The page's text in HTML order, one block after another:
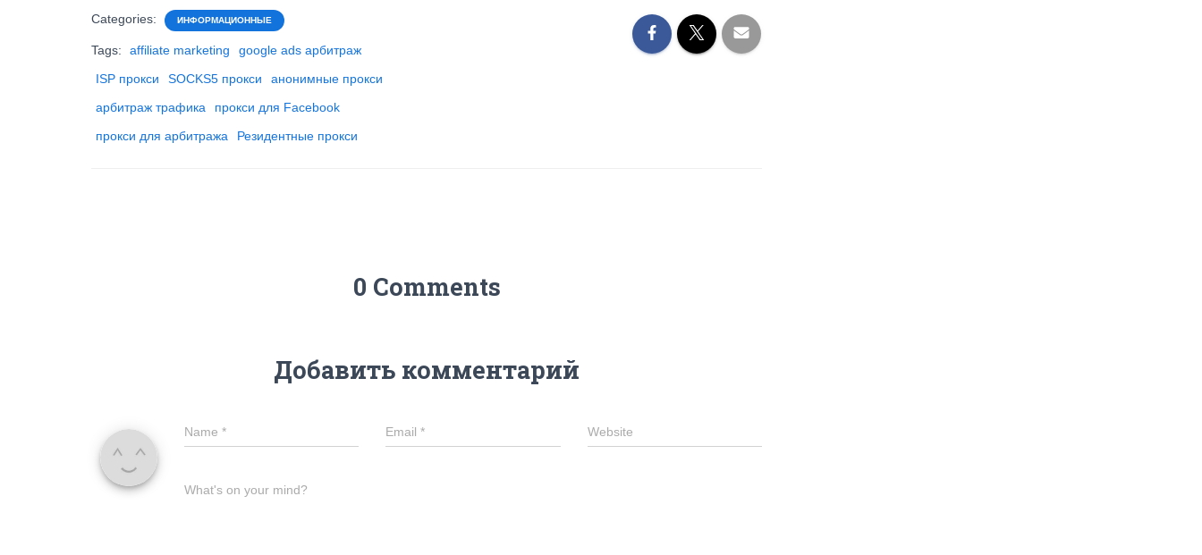
Categories: ИНФОРМАЦИОННЫЕ
Tags: affiliate marketing
google ads арбитраж
ISP прокси
SOCKS5 прокси
анонимные прокси
арбитраж трафика
прокси для Facebook
прокси для арбитража
Резидентные прокси
0 Comments
Добавить комментарий
Name * Email* Website
What's on your mind?